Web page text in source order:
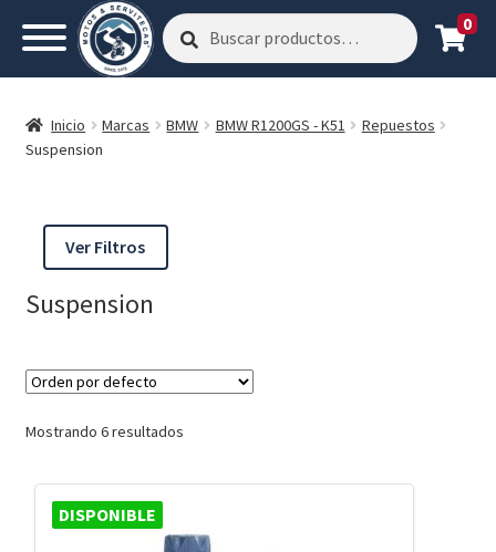
Buscar
por:
Buscar 0
Inicio Marcas BMW BMW R1200GS - K51
Repuestos
Suspension
Ver Filtros
Suspension
Mostrando 6 resultados
DISPONIBLE